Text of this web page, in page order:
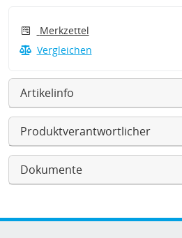
Merkzettel
Vergleichen
Artikelinfo
Produktverantwortlicher
Dokumente